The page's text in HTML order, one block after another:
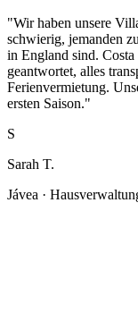
"Wir haben unsere
schwierig, jemanden
in England sind.
geantwortet, alles
Ferienvermietung.
ersten Saison."
S
Sarah T.
Jávea ·